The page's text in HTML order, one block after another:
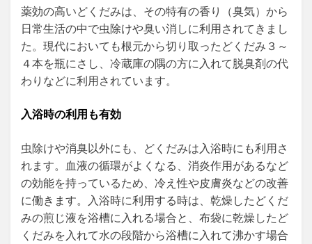
薬効の高いどくだみは、その特有の香り（臭気）から
日常生活の中で虫除けや臭い消しに利用されてきまし
た。現代においても根元から切り取ったどくだみ３～
４本を瓶にさし、冷蔵庫の隅の方に入れて脱臭剤の代
わりなどに利用されています。
入浴時の利用も有効
虫除けや消臭以外にも、どくだみは入浴時にも利用さ
れます。血液の循環がよくなる、消炎作用があるなど
の効能を持っているため、冷え性や皮膚炎などの改善
に働きます。入浴時に利用する時は、乾燥したどくだ
みの煎じ液を浴槽に入れる場合と、布袋に乾燥したど
くだみを入れて水の段階から浴槽に入れて沸かす場合